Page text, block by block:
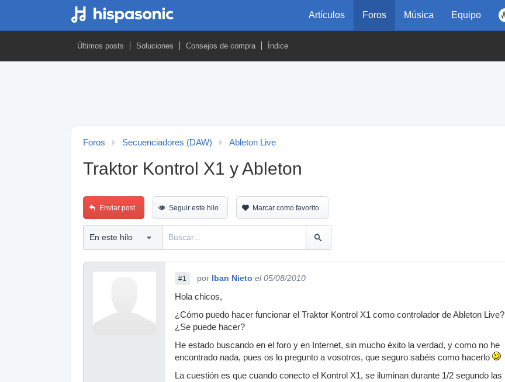
Artículos Foros Música Equipo
Últimos posts Soluciones Consejos de compra Índice
Foros Secuenciadores (DAW) Ableton Live
Traktor Kontrol X1 y Ableton
Enviar post Seguir este hilo Marcar como favorito
#1 por Iban Nieto el 05/08/2010
Hola chicos,
¿Cómo puedo hacer funcionar el Traktor Kontrol X1 como controlador de Ableton Live?
¿Se puede hacer?
He estado buscando en el foro y en Internet, sin mucho éxito la verdad, y como no he
encontrado nada, pues os lo pregunto a vosotros, que seguro sabéis como hacerlo
La cuestión es que cuando conecto el Kontrol X1, se iluminan durante 1/2 segundo las